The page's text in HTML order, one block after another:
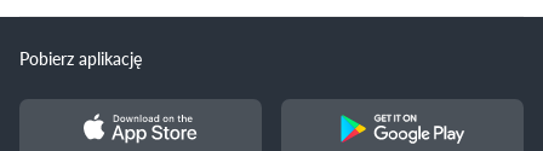
Pobierz aplikację